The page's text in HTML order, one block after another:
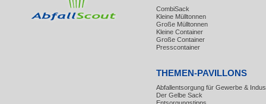
CombiSack
Kleine Mülltonnen
Große Mülltonnen
Kleine Container
Große Container
Presscontainer
THEMEN-PAVILLONS
Abfallentsorgung für Gewerbe &
Der Gelbe Sack